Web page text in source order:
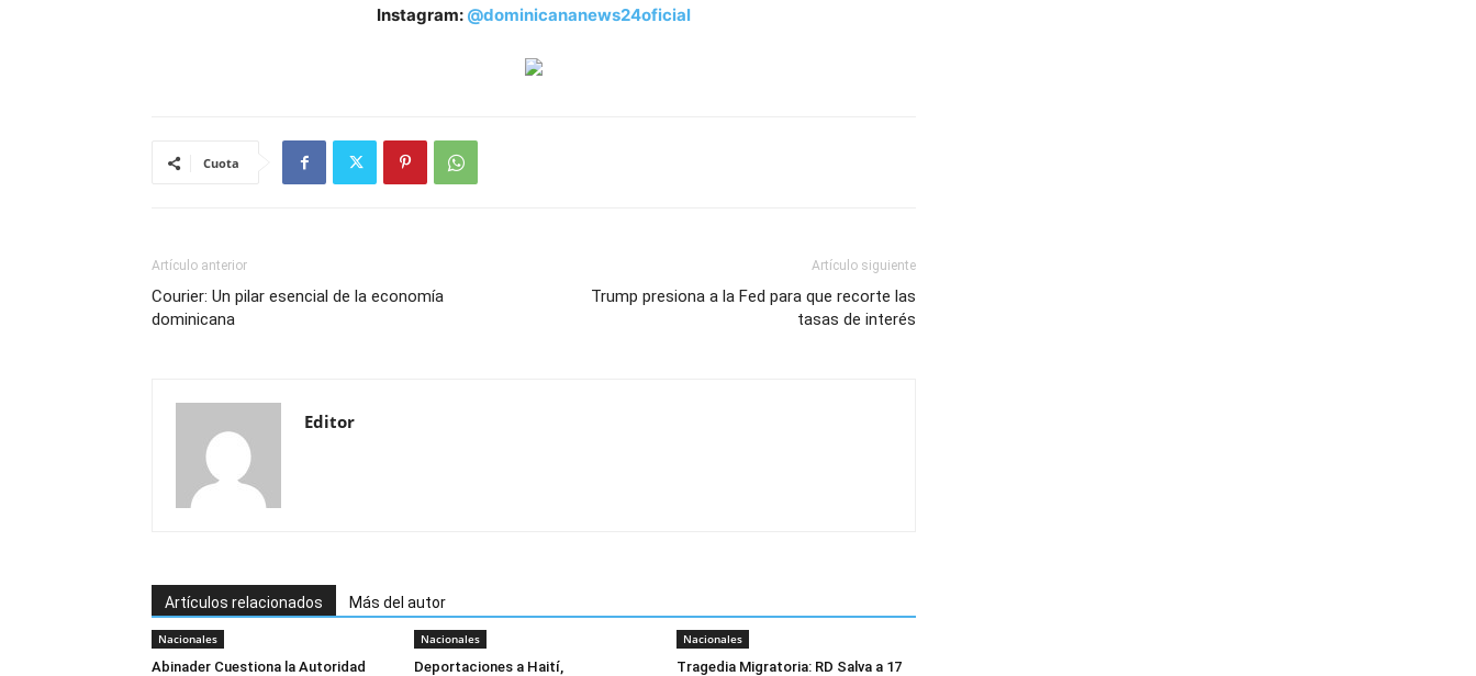
Instagram: @dominicananews24oficial
Cuota
Artículo anterior
Courier: Un pilar esencial de la economía
dominicana
Artículo siguiente
Trump presiona a la Fed para que recorte las
tasas de interés
Editor
Artículos relacionados Más del autor
Nacionales
Abinader Cuestiona la Autoridad
Nacionales
Deportaciones a Haití,
Nacionales
Tragedia Migratoria: RD Salva a 17